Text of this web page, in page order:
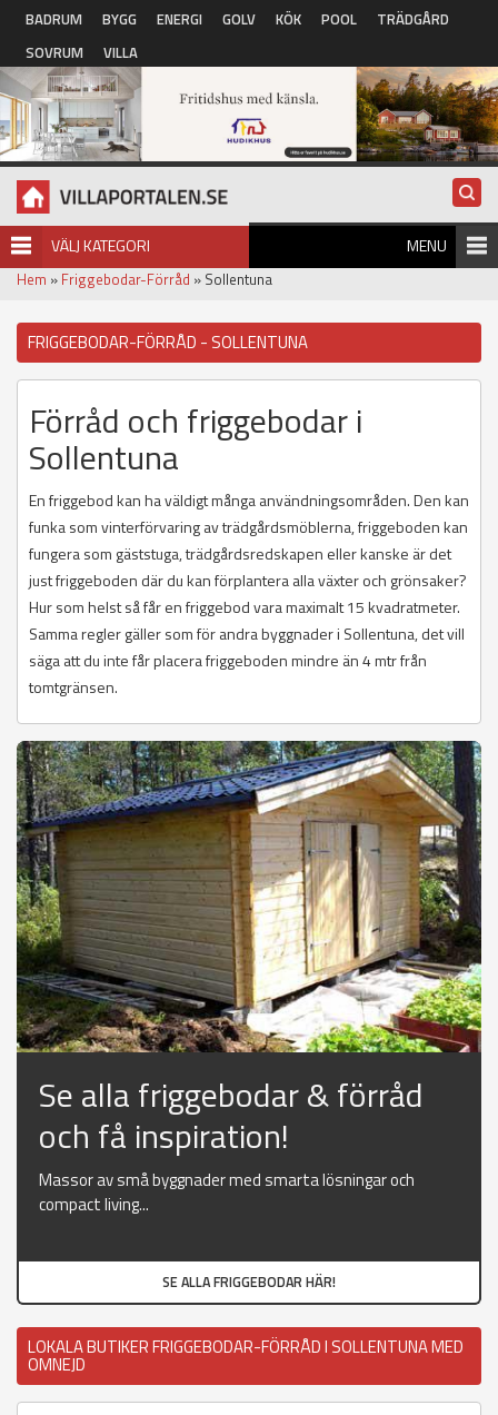
Hoppa till huvudinnehåll
BADRUM BYGG ENERGI GOLV KÖK POOL
TRÄDGÅRD
SOVRUM
VILLA
VÄLJ KATEGORI MENU
Hem » Friggebodar-Förråd » Sollentuna
FRIGGEBODAR-FÖRRÅD - SOLLENTUNA
Förråd och friggebodar i
Sollentuna
En friggebod kan ha väldigt många användningsområden. Den kan
funka som vinterförvaring av trädgårdsmöblerna, friggeboden kan
fungera som gäststuga, trädgårdsredskapen eller kanske är det
just friggeboden där du kan förplantera alla växter och grönsaker?
Hur som helst så får en friggebod vara maximalt 15 kvadratmeter.
Samma regler gäller som för andra byggnader i Sollentuna, det vill
säga att du inte får placera friggeboden mindre än 4 mtr från
tomtgränsen.
Se alla friggebodar & förråd
och få inspiration!
Massor av små byggnader med smarta lösningar och
compact living...
SE ALLA FRIGGEBODAR HÄR!
LOKALA BUTIKER FRIGGEBODAR-FÖRRÅD I SOLLENTUNA MED
OMNEJD